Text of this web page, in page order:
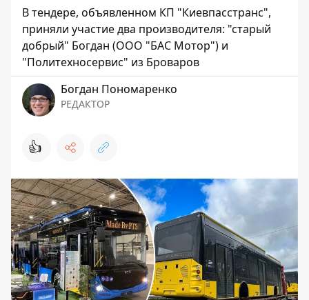
В тендере, объявленном КП "Киевпасстранс",
приняли участие два производителя: "старый
добрый" Богдан (ООО "БАС Мотор") и
"Политехносервис" из Броваров
Богдан Пономаренко
РЕДАКТОР
👍